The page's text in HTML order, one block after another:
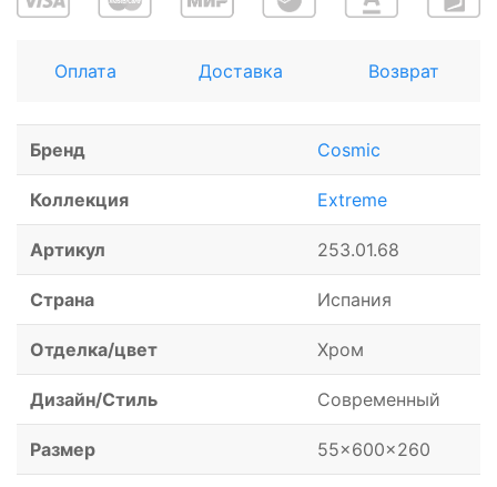
Оплата Доставка Возврат
Бренд Cosmic
Коллекция Extreme
Артикул 253.01.68
Страна Испания
Отделка/цвет Хром
Дизайн/Стиль Современный
Размер 55x600x260